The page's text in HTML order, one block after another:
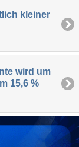
kleiner
wird um
15,6 %